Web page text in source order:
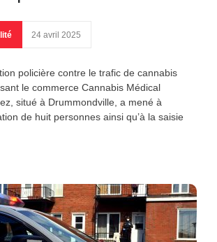
24 avril 2025
policière contre le trafic de cannabis
le commerce Cannabis Médical
situé à Drummondville, a mené à
de huit personnes ainsi qu’à la saisie